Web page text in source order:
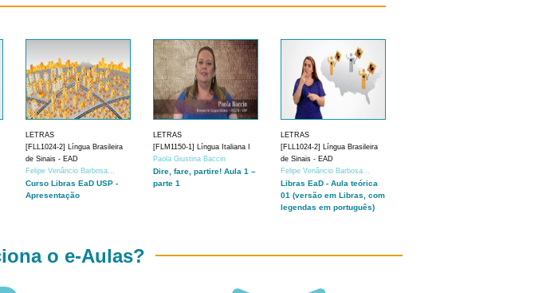
LETRAS
[FLL1024-2] Língua Brasileira
de Sinais - EAD
Felipe Venâncio Barbosa...
Curso Libras EaD USP -
Apresentação
LETRAS
[FLM1150-1] Língua Italiana I
Paola Giustina Baccin
Dire, fare, partire! Aula 1 –
parte 1
LETRAS
[FLL1024-2] Língua Brasileira
de Sinais - EAD
Felipe Venâncio Barbosa...
Libras EaD - Aula teórica
01 (versão em Libras, com
legendas em português)
o e-Aulas?